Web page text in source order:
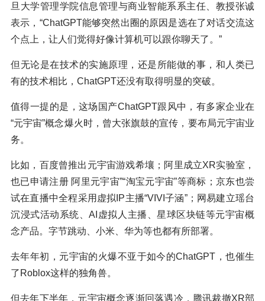
旦大学管理学院信息管理与商业智能系系主任、教授张诚
表示，“ChatGPT能够突然出圈的原因是选在了对话交流这
个点上，让人们觉得好像计算机可以跟你聊天了。”
但无论是在技术的实施原理，还是所能做的事，和人类已
有的技术相比，ChatGPT还没有取得明显的突破。
值得一提的是，这场国产ChatGPT跟风中，有多家企业在
“元宇宙”概念爆火时，曾大张旗鼓的宣传，要布局元宇宙业
务。
比如，百度曾推出元宇宙游戏希壤；阿里成立XR实验室，
也已申请注册 阿里元宇宙”“淘宝元宇宙”等商标；京东也尝
试在直播中全程采用虚拟IP主播“VIVI子涵”；网易建立瑶台
沉浸式活动系统、AI虚拟人主播、星球区块链等元宇宙概
念产品。字节跳动、小米、华为等也都有所部署。
去年年初，元宇宙的火爆不亚于如今的ChatGPT，也催生
了Roblox这样的独角兽。
但去年下半年，元宇宙概念逐渐回落遇冷，腾讯裁撤XR部